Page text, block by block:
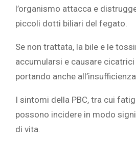
l’organismo attacca e
piccoli dotti biliari del fegato.
Se non trattata, la bile e le
accumularsi e causare
portando anche
I sintomi della PBC, tra cui
possono incidere in modo
di vita.